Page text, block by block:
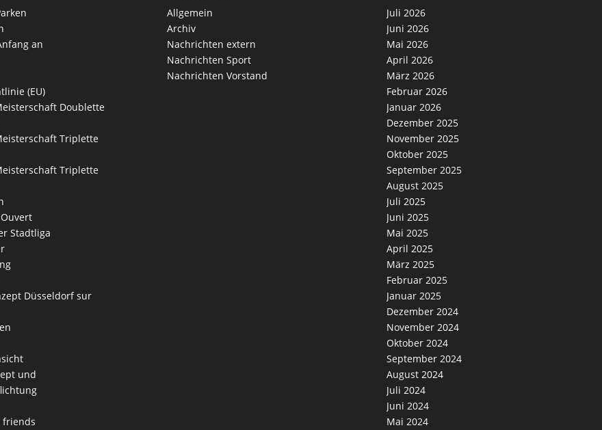
an
(EU)
Doublette
Triplette
Triplette
Stadtliga
Düsseldorf sur
und
friends
Allgemein
Archiv
Nachrichten extern
Nachrichten Sport
Nachrichten Vorstand
Juli 2026
Juni 2026
Mai 2026
April 2026
März 2026
Februar 2026
Januar 2026
Dezember 2025
November 2025
Oktober 2025
September 2025
August 2025
Juli 2025
Juni 2025
Mai 2025
April 2025
März 2025
Februar 2025
Januar 2025
Dezember 2024
November 2024
Oktober 2024
September 2024
August 2024
Juli 2024
Juni 2024
Mai 2024